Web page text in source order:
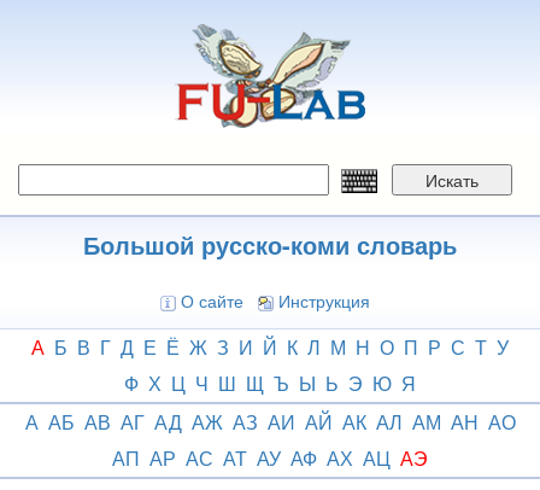
Искать
Большой русско-коми словарь
О сайте Инструкция
А Б В Г Д Е Ё Ж З И Й К Л М Н О П Р С Т У
Ф Х Ц Ч Ш Щ Ъ Ы Ь Э Ю Я
А АБ АВ АГ АД АЖ АЗ АИ АЙ АК АЛ АМ АН АО
АП АР АС АТ АУ АФ АХ АЦ АЭ